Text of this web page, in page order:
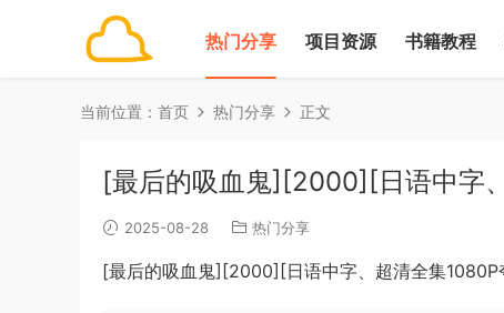
热门分享 项目资源 书籍教程
当前位置： 首页 热门分享 正文
[最后的吸血鬼][2000][日语中字
2025-08-28 热门分享
[最后的吸血鬼][2000][日语中字、超清全集1080P